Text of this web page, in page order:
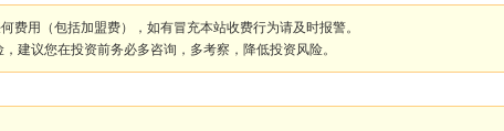
费用（包括加盟费），如有冒充本站收费行为请及时报警。
建议您在投资前务必多咨询，多考察，降低投资风险。